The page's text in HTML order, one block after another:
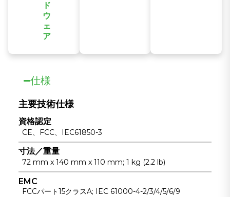
ド
ウ
ェ
ア
ため、工業グレ
ットと堅牢なダ
イキャストアル
ミニウム製筐体
を採用していま
す。
仕様
主要技術仕様
資格認定
CE、FCC、IEC61850-3
寸法／重量
72 mm x 140 mm x 110 mm; 1 kg (2.2 lb)
EMC
FCCパート15クラスA; IEC 61000-4-2/3/4/5/6/9